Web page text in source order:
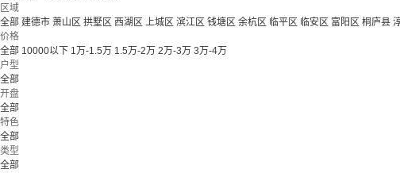
区域
全部 建德市 萧山区 拱墅区 西湖区 上城区 滨江区 钱塘区 余杭区 临平区 临安区 富阳区 桐庐县
价格
全部 10000以下 1万-1.5万 1.5万-2万 2万-3万 3万-4万
户型
全部
开盘
全部
特色
全部
类型
全部